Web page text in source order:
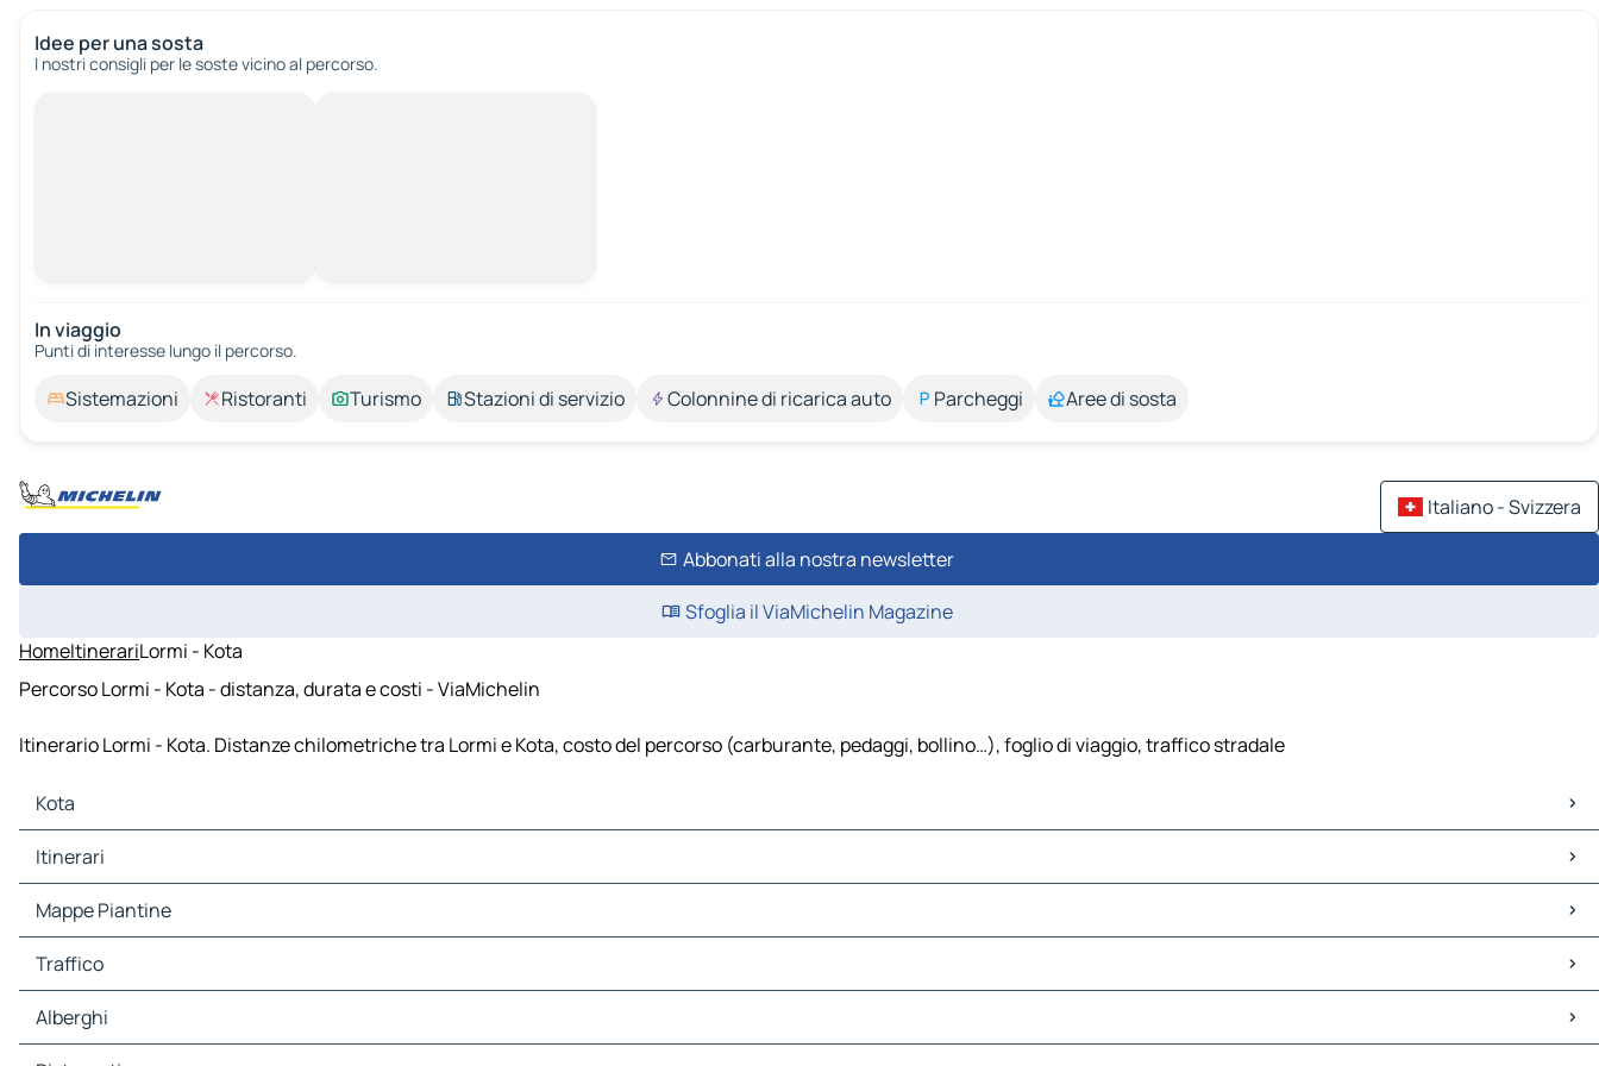
Idee per una sosta
I nostri consigli per le soste vicino al percorso.
In viaggio
Punti di interesse lungo il percorso.
Sistemazioni Ristoranti Turismo Stazioni di servizio Colonnine di ricarica auto Parcheggi Aree di sosta
Italiano - Svizzera
Abbonati alla nostra newsletter
Sfoglia il ViaMichelin Magazine
HomeItinerariLormi - Kota
Percorso Lormi - Kota - distanza, durata e costi - ViaMichelin
Itinerario Lormi - Kota. Distanze chilometriche tra Lormi e Kota, costo del percorso (carburante, pedaggi, bollino…), foglio di viaggio, traffico stradale
Kota
Kota Mappe Piantine
Kota Traffico
Kota Alberghi
Kota Ristoranti
Kota Stazioni-di-servizio
Itinerari
Itinerari Kota - Bund
Itinerari Kota - Rawatbhata
Mappe Piantine
Mappe Piantine Bund
Mappe Piantine Rawatbhata
Traffico
Traffico Bund
Traffico Rawatbhata
Alberghi
Alberghi Bund